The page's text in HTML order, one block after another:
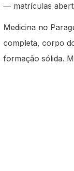
— matrículas
Medicina no
completa, corpo
formação sólida.